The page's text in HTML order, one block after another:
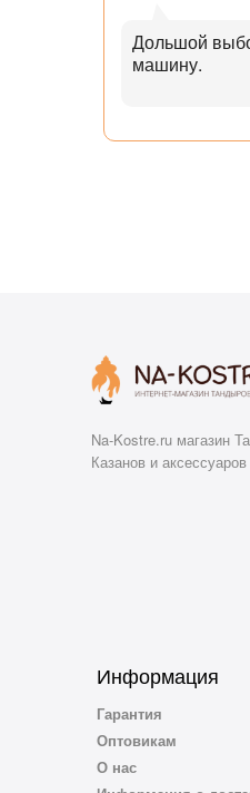
Дольшой
машину.
Na-Kostre.ru магазин
Казанов и
Информация
Гарантия
Оптовикам
О нас